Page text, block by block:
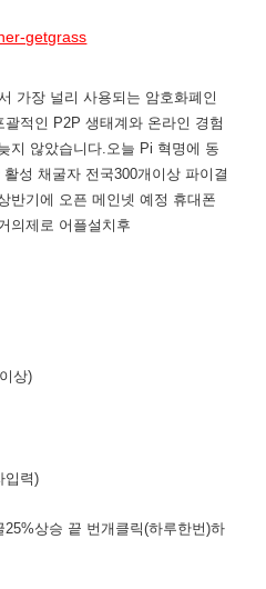
getgrass
가장 널리 사용되는 암호화폐인
적인 P2P 생태계와 온라인 경험
지 않았습니다.오늘 Pi 혁명에 동
성 채굴자 전국300개이상 파이결
반기에 오픈 메인넷 예정 휴대폰
의제로 어플설치후
상)
입력)
상승 끝 번개클릭(하루한번)하